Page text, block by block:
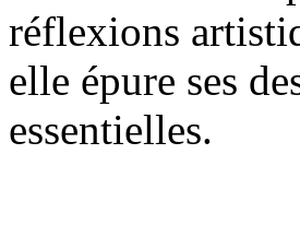
réflexions
elle épure ses
essentielles.